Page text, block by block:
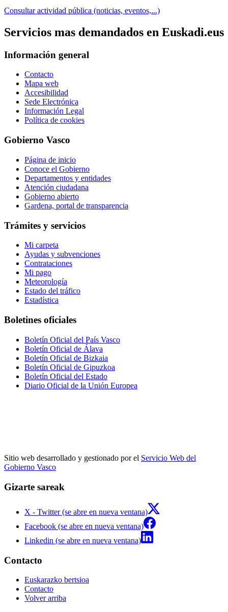
Consultar actividad pública (noticias, eventos,...)
Servicios mas demandados en Euskadi.eus
Información general
Contacto
Mapa web
Accesibilidad
Sede Electrónica
Información Legal
Política de cookies
Gobierno Vasco
Página de inicio
Conoce el Gobierno
Departamentos y entidades
Atención ciudadana
Gobierno abierto
Gardena, portal de transparencia
Trámites y servicios
Mi carpeta
Ayudas y subvenciones
Contrataciones
Mi pago
Meteorología
Estado del tráfico
Estadística
Boletines oficiales
Boletín Oficial del País Vasco
Boletín Oficial de Álava
Boletín Oficial de Bizkaia
Boletín Oficial de Gipuzkoa
Boletín Oficial del Estado
Diario Oficial de la Unión Europea
Sitio web desarrollado y gestionado por el Servicio Web del
Gobierno Vasco
Gizarte sareak
X - Twitter (se abre en nueva ventana)
Facebook (se abre en nueva ventana)
Linkedin (se abre en nueva ventana)
Contacto
Euskarazko bertsioa
Contacto
Volver arriba